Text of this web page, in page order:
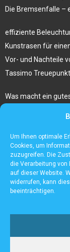
Um Ihnen optimale
Cookies, um
zuzugreifen. Die
die Verarbeitung
auf dieser Website.
widerrufen, kann
beeinträchtigen.
Die Bremsenfalle –
effiziente
Kunstrasen für
Vor- und Nachteile
Tassimo
Was macht ein
Sugaring am
Gibt es besondere